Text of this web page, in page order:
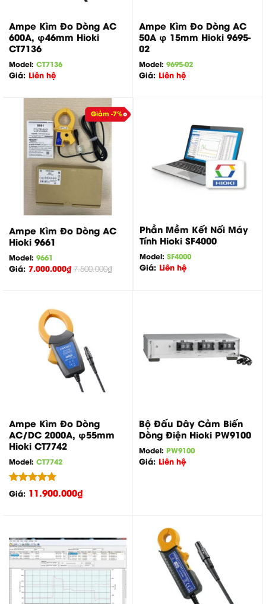
Ampe Kìm Đo Dòng AC
600A, φ46mm Hioki
CT7136
Model: CT7136
Giá: Liên hệ
Ampe Kìm Đo Dòng AC
50A φ 15mm Hioki 9695-
02
Model: 9695-02
Giá: Liên hệ
Giảm -7%
Ampe Kìm Đo Dòng AC
Hioki 9661
Model: 9661
Giá: 7.000.000₫ 7.500.000₫
Phần Mềm Kết Nối Máy
Tính Hioki SF4000
Model: SF4000
Giá: Liên hệ
Ampe Kìm Đo Dòng
AC/DC 2000A, φ55mm
Hioki CT7742
Model: CT7742
Được xếp
hạng
Giá: 11.900.000₫
Bộ Đấu Dây Cảm Biến
Dòng Điện Hioki PW9100
Model: PW9100
Giá: Liên hệ